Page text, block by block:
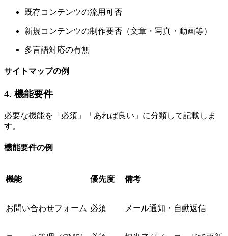
既存コンテンツの流用可否
新規コンテンツの制作要否（文章・写真・動画等）
多言語対応の有無
サイトマップの例
4. 機能要件
必要な機能を「必須」「あれば良い」に分類して記載しま
す。
機能要件の例
機能 優先度 備考
お問い合わせフォーム 必須 メール通知・自動返信